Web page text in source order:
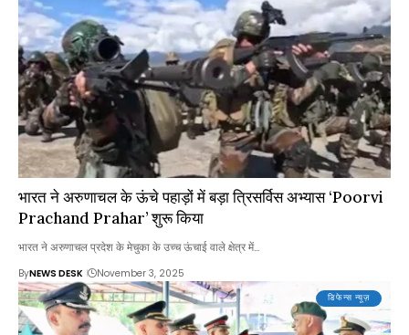
भारत ने अरुणाचल के ऊंचे पहाड़ों में बड़ा त्रिसर्विस अभ्यास ‘Poorvi
Prachand Prahar’ शुरू किया
भारत ने अरुणाचल प्रदेश के मेचुका के उच्च ऊंचाई वाले क्षेत्र में…
ByNEWS DESK November 3, 2025
डिफेन्स न्यूज़